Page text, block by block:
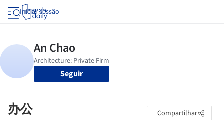
Iniciar sessão
Seguir
办公 Compartilhar